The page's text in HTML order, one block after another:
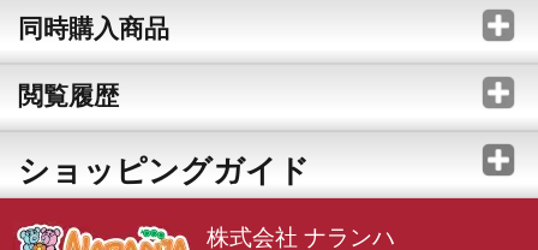
同時購入商品
閲覧履歴
ショッピングガイド
株式会社 ナランハ